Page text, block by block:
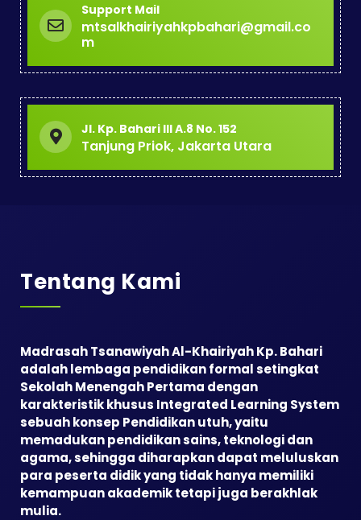
Support Mail
mtsalkhairiyahkpbahari@gmail.co
m
Jl. Kp. Bahari III A.8 No. 152
Tanjung Priok, Jakarta Utara
Tentang Kami
Madrasah Tsanawiyah Al-Khairiyah Kp. Bahari
adalah lembaga pendidikan formal setingkat
Sekolah Menengah Pertama dengan
karakteristik khusus Integrated Learning System
sebuah konsep Pendidikan utuh, yaitu
memadukan pendidikan sains, teknologi dan
agama, sehingga diharapkan dapat meluluskan
para peserta didik yang tidak hanya memiliki
kemampuan akademik tetapi juga berakhlak
mulia.